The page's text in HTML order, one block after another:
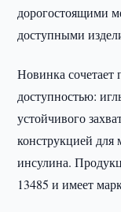
дорогостоящими
доступными
Новинка сочетает
доступностью:
устойчивого
конструкцией для
инсулина.
13485 и имеет